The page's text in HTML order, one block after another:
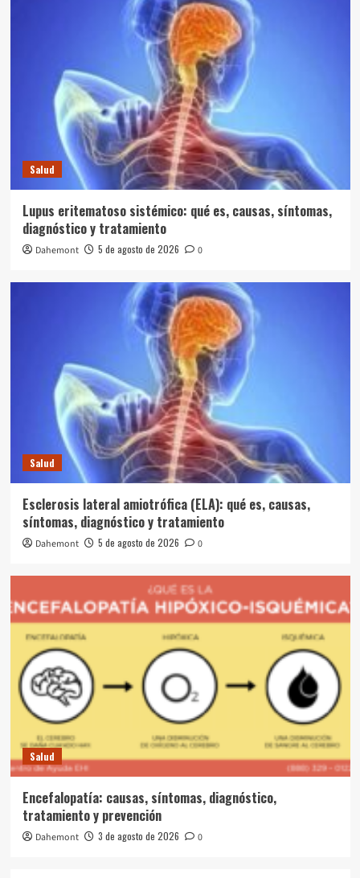
Salud
Lupus eritematoso sistémico: qué es, causas, síntomas,
diagnóstico y tratamiento
Dahemont 5 de agosto de 2026 0
Salud
Esclerosis lateral amiotrófica (ELA): qué es, causas,
síntomas, diagnóstico y tratamiento
Dahemont 5 de agosto de 2026 0
Salud
Encefalopatía: causas, síntomas, diagnóstico,
tratamiento y prevención
Dahemont 3 de agosto de 2026 0